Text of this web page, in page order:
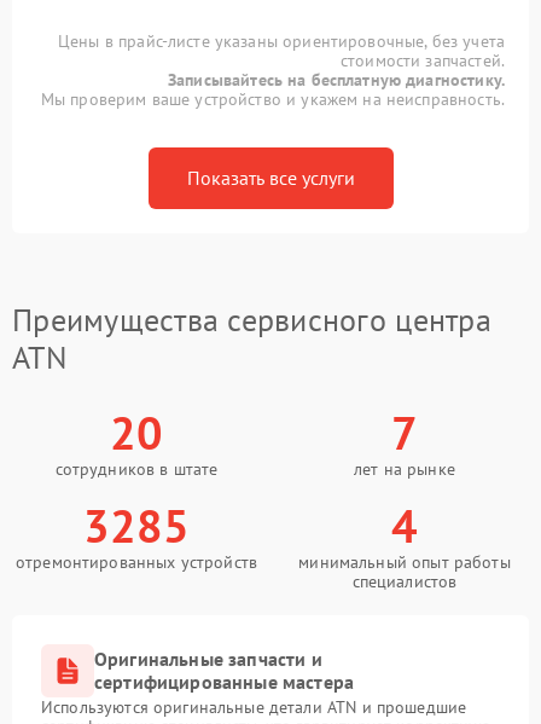
Цены в прайс-листе указаны ориентировочные, без учета
стоимости запчастей.
Записывайтесь на бесплатную диагностику.
Мы проверим ваше устройство и укажем на неисправность.
Показать все услуги
Преимущества сервисного центра
ATN
20
сотрудников в штате
7
лет на рынке
3285
отремонтированных устройств
4
минимальный опыт работы
специалистов
Оригинальные запчасти и
сертифицированные мастера
Используются оригинальные детали ATN и прошедшие